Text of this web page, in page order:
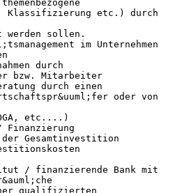
Klassifizierung etc.) durch
sollen.
im Unternehmen
durch
bzw. Mitarbeiter
durch einen
oder von
etc....)
der Gesamtinvestition
/ finanzierende Bank mit
qualifizierten